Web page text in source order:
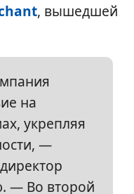
, вышедшей
на
укрепляя
—
— Во второй